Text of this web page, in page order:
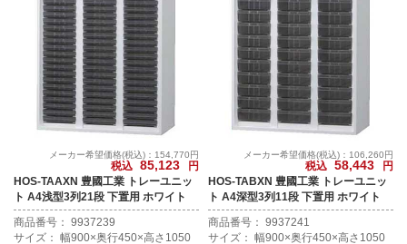
メーカー希望価格(税込)：154,770円
税込 85,123
円
HOS-TAAXN 豊國工業 トレーユニッ
ト A4浅型3列21段 下置用 ホワイト
商品番号： 9937239
サイズ： 幅900×奥行450×高さ1050
メーカー希望価格(税込)：106,260円
税込 58,443
円
HOS-TABXN 豊國工業 トレーユニッ
ト A4深型3列11段 下置用 ホワイト
商品番号： 9937241
サイズ： 幅900×奥行450×高さ1050